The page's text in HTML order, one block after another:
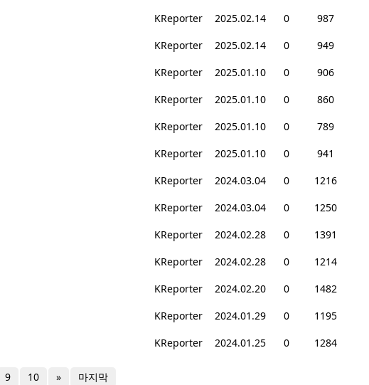
KReporter 2025.02.14 0
987
KReporter 2025.02.14 0
949
KReporter 2025.01.10 0
906
KReporter 2025.01.10 0
860
KReporter 2025.01.10 0
789
KReporter 2025.01.10 0
941
KReporter 2024.03.04 0
1216
KReporter 2024.03.04 0
1250
KReporter 2024.02.28 0
1391
KReporter 2024.02.28 0
1214
KReporter 2024.02.20 0
1482
KReporter 2024.01.29 0
1195
KReporter 2024.01.25 0 1284
9 10 » 마지막